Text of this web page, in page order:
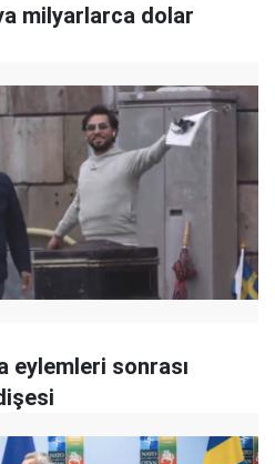
milyarlarca dolar
eylemleri sonrası